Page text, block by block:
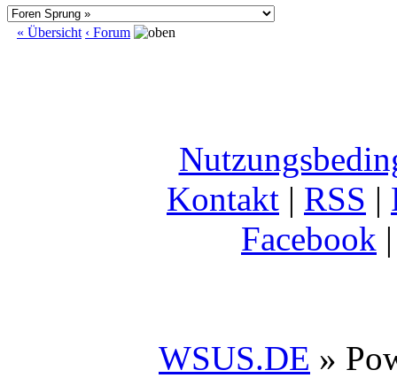
« Übersicht ‹ Forum
Kontakt | RSS |
Facebook
WSUS.DE »